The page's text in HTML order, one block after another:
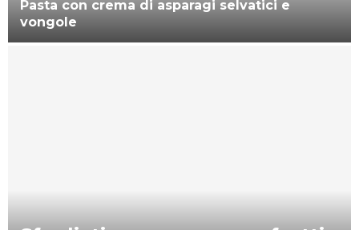
Pasta con crema di asparagi selvatici e
vongole